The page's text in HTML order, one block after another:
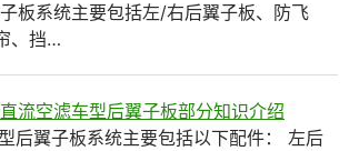
板系统主要包括左/右后翼子板、防飞
、挡…
流空滤车型后翼子板部分知识介绍
后翼子板系统主要包括以下配件： 左后